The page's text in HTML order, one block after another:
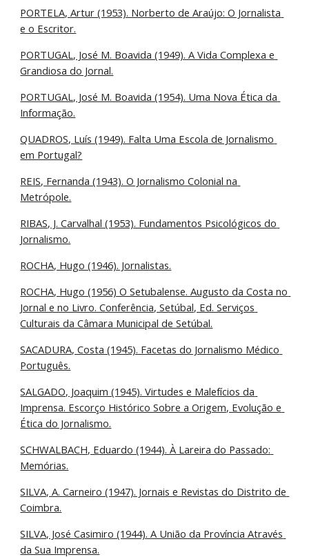
PORTELA, Artur (1953). Norberto de Araújo: O Jornalista
e o Escritor.
PORTUGAL, José M. Boavida (1949). A Vida Complexa e
Grandiosa do Jornal.
PORTUGAL, José M. Boavida (1954). Uma Nova Ética da
Informação.
QUADROS, Luís (1949). Falta Uma Escola de Jornalismo
em Portugal?
REIS, Fernanda (1943). O Jornalismo Colonial na
Metrópole.
RIBAS, J. Carvalhal (1953). Fundamentos Psicológicos do
Jornalismo.
ROCHA, Hugo (1946). Jornalistas.
ROCHA, Hugo (1956) O Setubalense. Augusto da Costa no
Jornal e no Livro. Conferência, Setúbal, Ed. Serviços
Culturais da Câmara Municipal de Setúbal.
SACADURA, Costa (1945). Facetas do Jornalismo Médico
Português.
SALGADO, Joaquim (1945). Virtudes e Malefícios da
Imprensa. Escorço Histórico Sobre a Origem, Evolução e
Ética do Jornalismo.
SCHWALBACH, Eduardo (1944). À Lareira do Passado:
Memórias.
SILVA, A. Carneiro (1947). Jornais e Revistas do Distrito de
Coimbra.
SILVA, José Casimiro (1944). A União da Província Através
da Sua Imprensa.